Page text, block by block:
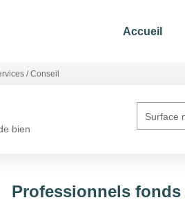
Accueil
/ Conseil
bien
Surface
Professionnels